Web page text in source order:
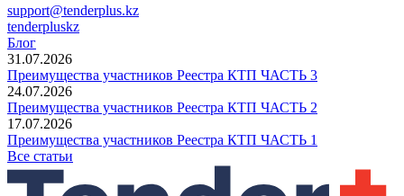
support@tenderplus.kz
tenderpluskz
Блог
31.07.2026
Преимущества участников Реестра КТП ЧАСТЬ 3
24.07.2026
Преимущества участников Реестра КТП ЧАСТЬ 2
17.07.2026
Преимущества участников Реестра КТП ЧАСТЬ 1
Все статьи